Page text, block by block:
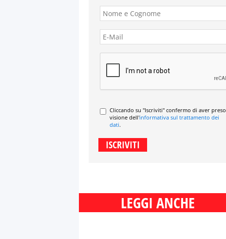
Cliccando su "Iscriviti" confermo di aver preso
visione dell'informativa sul trattamento dei
dati.
LEGGI ANCHE